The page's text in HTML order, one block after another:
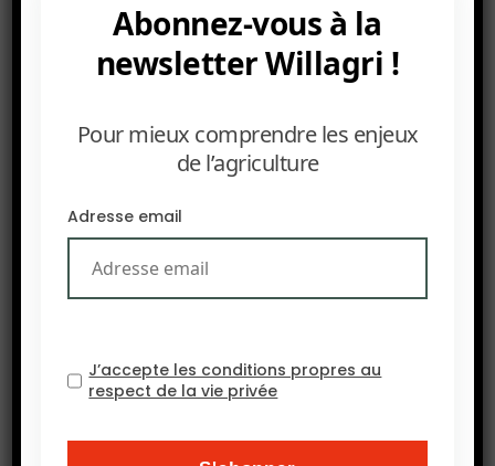
Abonnez-vous à la
newsletter Willagri !
Pour mieux comprendre les enjeux
de l’agriculture
Adresse email
J’accepte les conditions propres au
respect de la vie privée